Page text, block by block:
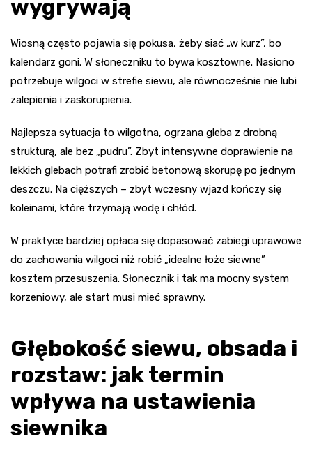
wygrywają
Wiosną często pojawia się pokusa, żeby siać „w kurz”, bo
kalendarz goni. W słoneczniku to bywa kosztowne. Nasiono
potrzebuje wilgoci w strefie siewu, ale równocześnie nie lubi
zalepienia i zaskorupienia.
Najlepsza sytuacja to wilgotna, ogrzana gleba z drobną
strukturą, ale bez „pudru”. Zbyt intensywne doprawienie na
lekkich glebach potrafi zrobić betonową skorupę po jednym
deszczu. Na cięższych – zbyt wczesny wjazd kończy się
koleinami, które trzymają wodę i chłód.
W praktyce bardziej opłaca się dopasować zabiegi uprawowe
do zachowania wilgoci niż robić „idealne łoże siewne”
kosztem przesuszenia. Słonecznik i tak ma mocny system
korzeniowy, ale start musi mieć sprawny.
Głębokość siewu, obsada i
rozstaw: jak termin
wpływa na ustawienia
siewnika